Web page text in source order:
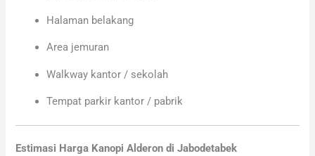
Halaman belakang
Area jemuran
Walkway kantor / sekolah
Tempat parkir kantor / pabrik
Estimasi Harga Kanopi Alderon di Jabodetabek